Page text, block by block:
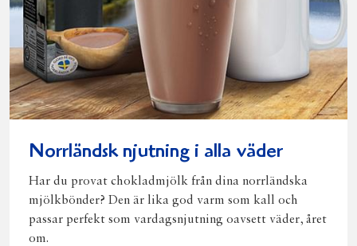
Norrländsk njutning i alla väder
Har du provat chokladmjölk från dina norrländska
mjölkbönder? Den är lika god varm som kall och
passar perfekt som vardagsnjutning oavsett väder, året
om.